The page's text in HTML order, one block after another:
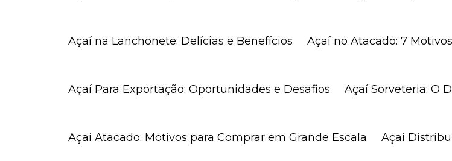
Açaí na Lanchonete: Delícias e Benefícios Açaí no Atacado: 7
Açaí Para Exportação: Oportunidades e Desafios Açaí Sorveteria: O
Açaí Atacado: Motivos para Comprar em Grande Escala Açaí